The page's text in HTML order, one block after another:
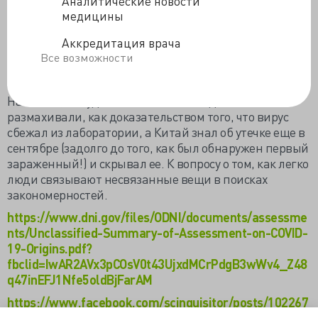
медицины
Аккредитация врача
Все возможности
института вирусологии, доступ к которой был закрыт
в середине сентября 2019 года. Если бы в этой базе
данных были последовательности предка SARS-CoV-
2, то никаких сомнений в лабораторном
нашло бы отражение в отчете.
Напомню, что удалением этой базы данных
размахивали, как доказательством того, что вирус
сбежал из лаборатории, а Китай знал об утечке еще в
сентябре (задолго до того, как был обнаружен первый
зараженный!) и скрывал ее. К вопросу о том, как легко
люди связывают несвязанные вещи в поисках
закономерностей.
https://www.dni.gov/files/ODNI/documents/assessme
nts/Unclassified-Summary-of-Assessment-on-COVID-
19-Origins.pdf?
fbclid=IwAR2AVx3pCOsV0t43UjxdMCrPdgB3wWv4_Z48
q47inEFJ1Nfe5oldBjFarAM
https://www.facebook.com/scinquisitor/posts/102267